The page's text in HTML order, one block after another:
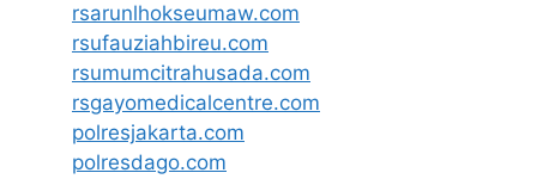
rsarunlhokseumaw.com
rsufauziahbireu.com
rsumumcitrahusada.com
rsgayomedicalcentre.com
polresjakarta.com
polresdago.com